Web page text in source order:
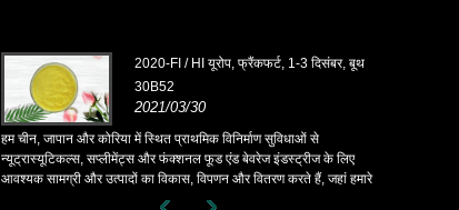
2020-FI / HI यूरोप, फ्रैंकफर्ट, 1-3 दिसंबर, बूथ
30B52
2021/03/30
हम चीन, जापान और कोरिया में स्थित प्राथमिक विनिर्माण सुविधाओं से
न्यूट्रास्यूटिकल्स, सप्लीमेंट्स और फंक्शनल फूड एंड बेवरेज इंडस्ट्रीज के लिए
आवश्यक सामग्री और उत्पादों का विकास, विपणन और वितरण करते हैं, जहां हमारे
पास कई वर्षों का अनुभव है और हम बहुत अच्छी तरह से स्थापित हैं। सोर्सिंग में